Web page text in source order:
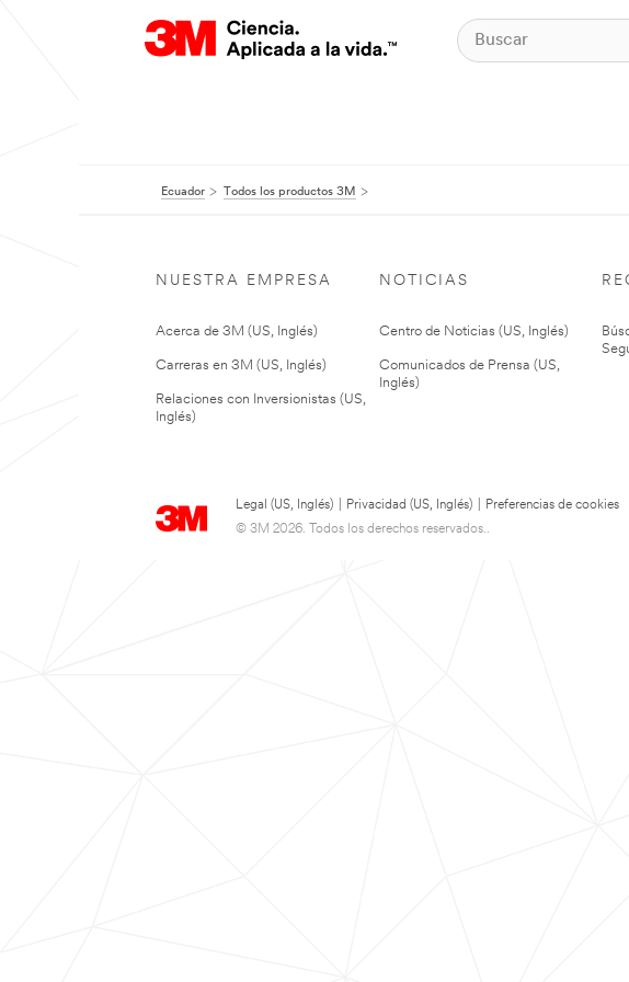
Ecuador Todos los productos 3M
NUESTRA EMPRESA
Acerca de 3M (US, Inglés)
Carreras en 3M (US, Inglés)
Relaciones con Inversionistas (US,
Inglés)
NOTICIAS
Centro de Noticias (US, Inglés)
Comunicados de Prensa (US,
Inglés)
Legal (US, Inglés) Privacidad (US, Inglés)
Preferencias de cookies
© 3M 2026. Todos los derechos reservados..